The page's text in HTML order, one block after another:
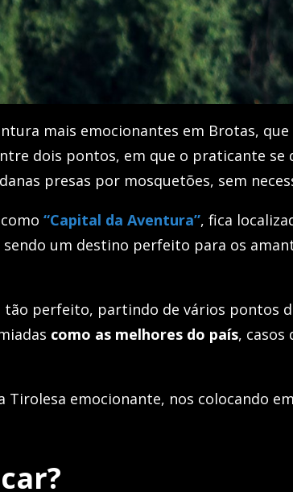
mais emocionantes em Brotas,
dois pontos, em que o praticante se
presas por mosquetões, sem
“Capital da Aventura”, fica
sendo um destino perfeito para os
perfeito, partindo de vários pontos
como as melhores do país, casos
emocionante, nos colocando